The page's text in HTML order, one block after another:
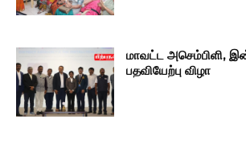
மாவட்ட அசெம்பிளி,
பதவியேற்பு விழா